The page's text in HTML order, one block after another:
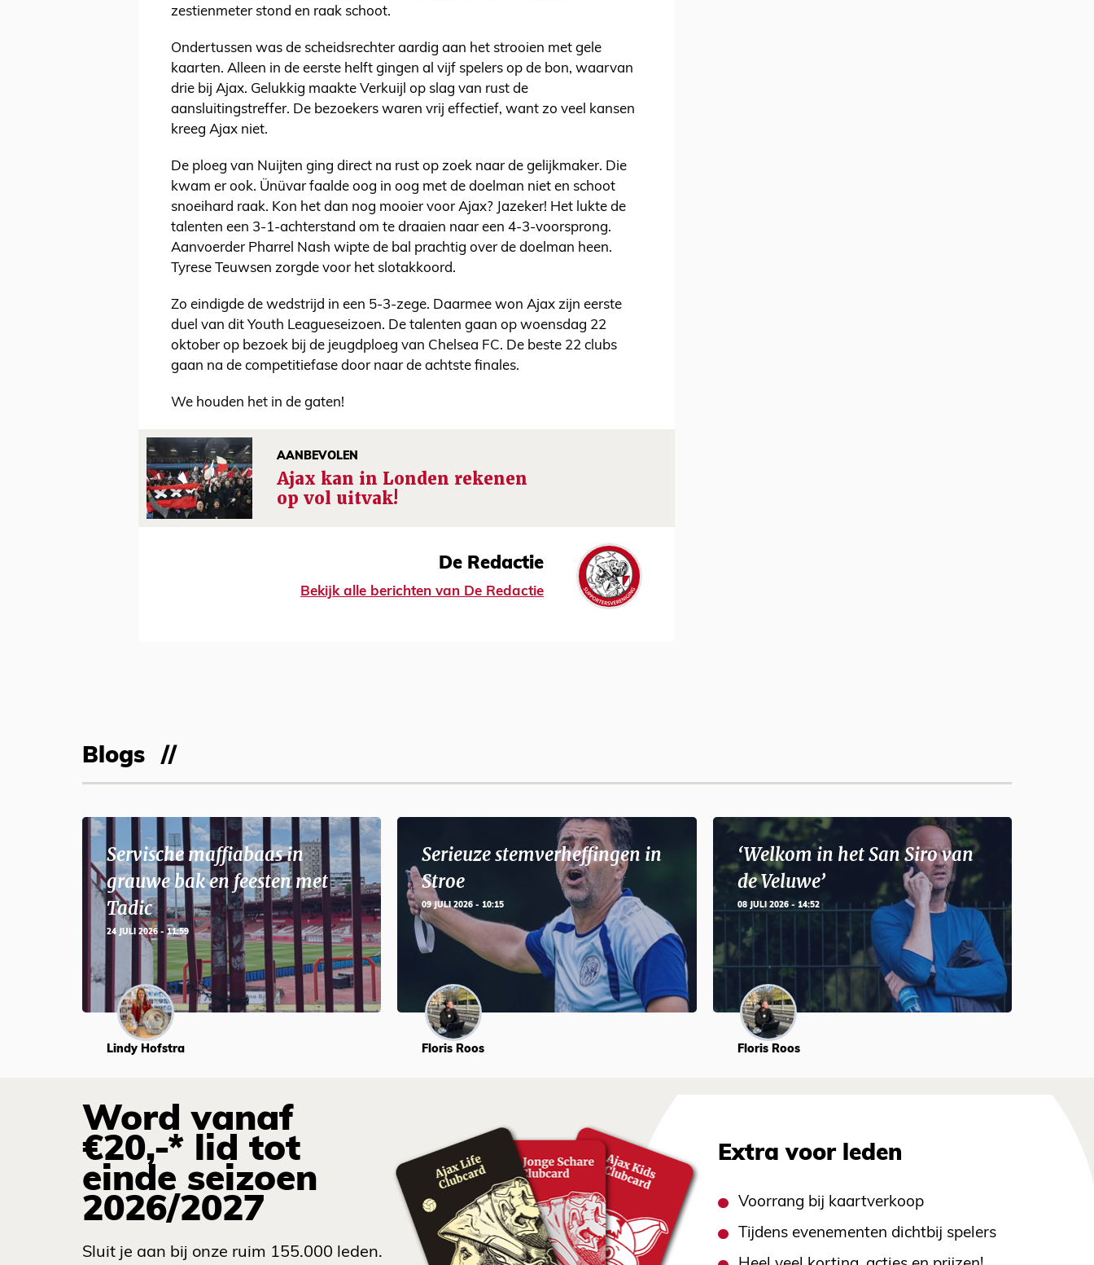
zestienmeter stond en raak schoot.
Ondertussen was de scheidsrechter aardig aan het strooien met gele
kaarten. Alleen in de eerste helft gingen al vijf spelers op de bon, waarvan
drie bij Ajax. Gelukkig maakte Verkuijl op slag van rust de
aansluitingstreffer. De bezoekers waren vrij effectief, want zo veel kansen
kreeg Ajax niet.
De ploeg van Nuijten ging direct na rust op zoek naar de gelijkmaker. Die
kwam er ook. Ünüvar faalde oog in oog met de doelman niet en schoot
snoeihard raak. Kon het dan nog mooier voor Ajax? Jazeker! Het lukte de
talenten een 3-1-achterstand om te draaien naar een 4-3-voorsprong.
Aanvoerder Pharrel Nash wipte de bal prachtig over de doelman heen.
Tyrese Teuwsen zorgde voor het slotakkoord.
Zo eindigde de wedstrijd in een 5-3-zege. Daarmee won Ajax zijn eerste
duel van dit Youth Leagueseizoen. De talenten gaan op woensdag 22
oktober op bezoek bij de jeugdploeg van Chelsea FC. De beste 22 clubs
gaan na de competitiefase door naar de achtste finales.
We houden het in de gaten!
AANBEVOLEN
Ajax kan in Londen rekenen
op vol uitvak!
De Redactie
Bekijk alle berichten van De Redactie
Blogs
Servische maffiabaas in
grauwe bak en feesten met
Tadic
24 JULI 2026 - 11:59
Lindy Hofstra
Serieuze stemverheffingen in
Stroe
09 JULI 2026 - 10:15
Floris Roos
‘Welkom in het San Siro van
de Veluwe’
08 JULI 2026 - 14:52
Floris Roos
Word vanaf
€20,-* lid tot
einde seizoen
2026/2027
Sluit je aan bij onze ruim 155.000 leden.
Extra voor leden
Voorrang bij kaartverkoop
Tijdens evenementen dichtbij spelers